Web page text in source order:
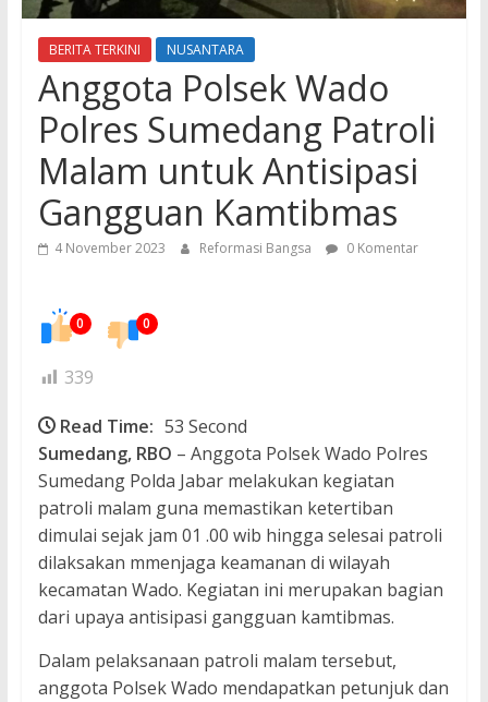
BERITA TERKINI NUSANTARA
Anggota Polsek Wado
Polres Sumedang Patroli
Malam untuk Antisipasi
Gangguan Kamtibmas
4 November 2023 Reformasi Bangsa 0 Komentar
0 0
339
Read Time: 53 Second
Sumedang, RBO – Anggota Polsek Wado Polres
Sumedang Polda Jabar melakukan kegiatan
patroli malam guna memastikan ketertiban
dimulai sejak jam 01 .00 wib hingga selesai patroli
dilaksakan mmenjaga keamanan di wilayah
kecamatan Wado. Kegiatan ini merupakan bagian
dari upaya antisipasi gangguan kamtibmas.
Dalam pelaksanaan patroli malam tersebut,
anggota Polsek Wado mendapatkan petunjuk dan